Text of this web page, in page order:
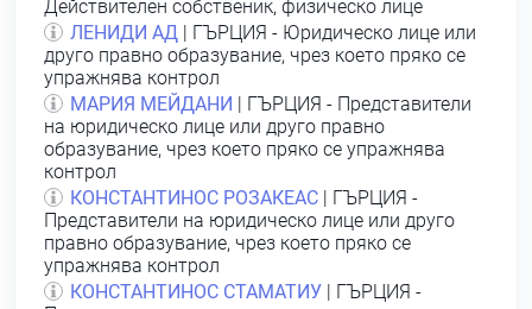
Действителен собственик, физическо лице
ЛЕНИДИ АД | ГЪРЦИЯ - Юридическо лице или
друго правно образувание, чрез което пряко се
упражнява контрол
МАРИЯ МЕЙДАНИ
| ГЪРЦИЯ - Представители
на юридическо лице или друго правно
образувание, чрез което пряко се упражнява
контрол
КОНСТАНТИНОС РОЗАКЕАС | ГЪРЦИЯ -
Представители на юридическо лице или друго
правно образувание, чрез което пряко се
упражнява контрол
КОНСТАНТИНОС СТАМАТИУ | ГЪРЦИЯ -